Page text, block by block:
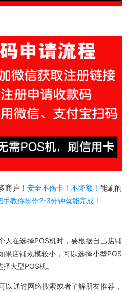
商户！ 安全不伤卡！不降额！ 能刷的
手教你操作2-3分钟就能完成！
人在选择POS机时，要根据自己店铺
果店铺规模较小，可以选择小型POS
大型POS机。
以通过网络搜索或者了解朋友推荐，